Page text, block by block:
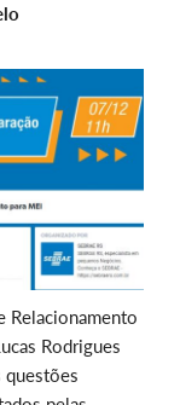
Relacionamento
Rodrigues
questões